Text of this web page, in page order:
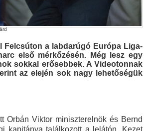
Felcsúton a labdarúgó Európa Liga-
első mérkőzésén. Még lesz egy
sokkal erősebbek. A Videotonnak
az elején sok nagy lehetőségük
Orbán Viktor miniszterelnök és Bernd